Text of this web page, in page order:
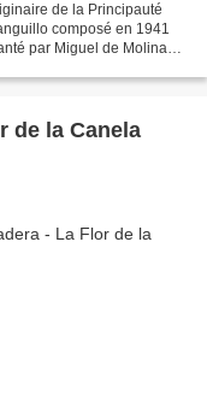
de la Principauté
composé en 1941
par Miguel de Molina
de la Canela